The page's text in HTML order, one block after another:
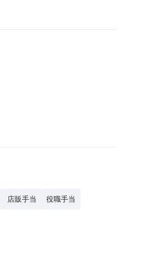
店販手当 役職手当